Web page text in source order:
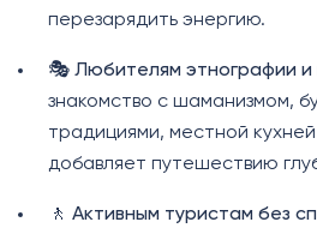
перезарядить энергию.
🎭 Любителям этнографии и
знакомство с шаманизмом,
традициями, местной
добавляет путешествию
🚶 Активным туристам без